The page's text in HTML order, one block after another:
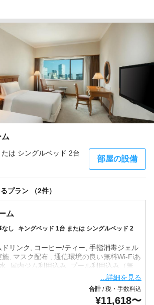
は シングルベッド 2台
部屋の設備
プラン （2件）
ム
なし
キングベッド 1台 または シングルベッド 2
リンク, コーヒー/ティー, 手指消毒ジェル
, マスク配布 , 通信環境の良い無料Wi-Fiあ
, 屋内ジム利用込み, プール利用込み（無
...詳細を見る
合計/税・手数料込
¥11,618〜